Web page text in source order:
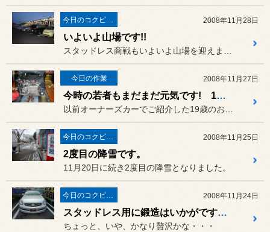
今日のコクピット西部 2008年11月28日
いよいよ山場です!!
今日の作業 2008年11月27日
今時の若者もまだまだ元気です! 19歳 ワゴンR編
今日のコクピット西部 2008年11月25日
2度目の降雪です。
11月20日に続き2度目の降雪となりました。
今日のコクピット西部 2008年11月24日
スタッドレス用に鍛造はいかがですか!
ちょっと、いや、かなり贅沢かな・・・